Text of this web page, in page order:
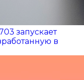
запускает
в